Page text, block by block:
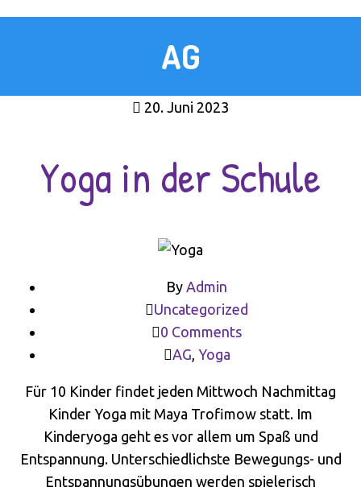
AG
20. Juni 2023
Yoga in der Schule
By Admin
Uncategorized
0 Comments
AG Yoga
Für 10 Kinder findet jeden Mittwoch Nachmittag
Kinder Yoga mit Maya Trofimow statt. Im
Kinderyoga geht es vor allem um Spaß und
Entspannung. Unterschiedlichste Bewegungs- und
Entspannungsübungen werden spielerisch